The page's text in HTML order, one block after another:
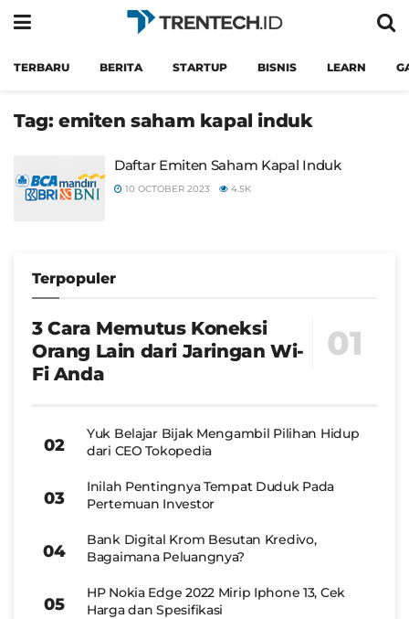
TERBARU BERITA STARTUP BISNIS LEARN
Tag: emiten saham kapal induk
Daftar Emiten Saham Kapal Induk
10 OCTOBER 2023 4.5K
Terpopuler
3 Cara Memutus Koneksi
Orang Lain dari Jaringan Wi-
Fi Anda
Yuk Belajar Bijak Mengambil Pilihan Hidup
dari CEO Tokopedia
Inilah Pentingnya Tempat Duduk Pada
Pertemuan Investor
Bank Digital Krom Besutan Kredivo,
Bagaimana Peluangnya?
HP Nokia Edge 2022 Mirip Iphone 13, Cek
Harga dan Spesifikasi